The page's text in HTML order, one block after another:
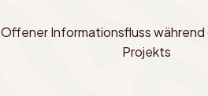
Offener Informationsfluss
Projekts